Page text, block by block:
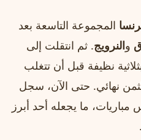
المجموعة التاسعة بعد
والنرويج. ثم انتقلت إلى
نظيفة قبل أن تتغلب
نهائي. حتى الآن، سجل
ما يجعله أحد أبرز